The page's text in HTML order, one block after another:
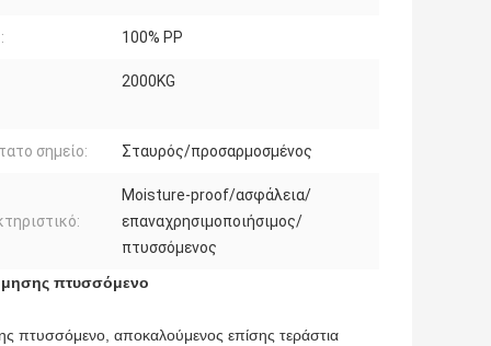
100% PP
2000KG
σημείο: Σταυρός/προσαρμοσμένος
Moisture-proof/ασφάλεια/
επαναχρησιμοποιήσιμος/
πτυσσόμενος
πτυσσόμενο
πτυσσόμενο, αποκαλούμενος επίσης τεράστια